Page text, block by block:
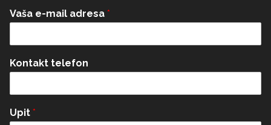
Vaša e-mail adresa *
Kontakt telefon
Upit *